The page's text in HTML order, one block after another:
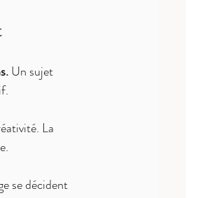
Un sujet
La
se décident